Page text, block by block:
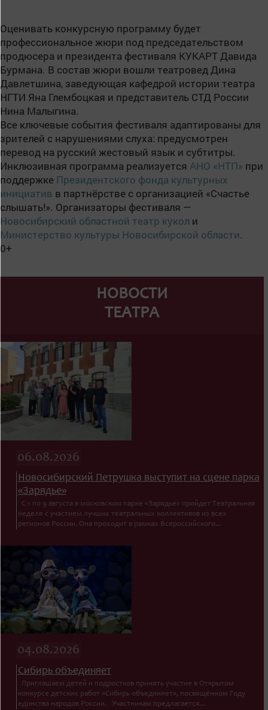
НОВОСТИ
ТЕАТРА
06.08.2026
Новосибирский Петрушка выступит на сцене парка
«Зарядье»
С 1 по 9 августа в московском парке «Зарядье» пройдет Театральная
неделя с участием лучших театральных коллективов из всех
регионов России. Она проходит в рамках Всероссийского...
04.08.2026
Сибирь объединяет
Приглашаем детей и подростков принять участие в Открытом
конкурсе детских работ «Сибирь объединяет», посвящённом Году
единства народов России. Участникам предлагается...
Оценивать конкурсную программу будет
профессиональное жюри под председательством
продюсера и президента фестиваля КУКАРТ Давида
Бурмана. В состав жюри вошли театровед Дина
Давлетшина, заведующая кафедрой истории театра
НГТИ Яна Глембоцкая и представитель СТД России
Нина Малыгина.
Все ключевые события фестиваля адаптированы для
зрителей с нарушениями слуха: предусмотрен
перевод на русский жестовый язык и субтитры.
Инклюзивная программа реализуется АНО «НТП» при
поддержке Президентского фонда культурных
инициатив в партнёрстве с организацией «Счастье
слышать!». Организаторы фестиваля —
Новосибирский областной театр кукол и
Министерство культуры Новосибирской области.
0+